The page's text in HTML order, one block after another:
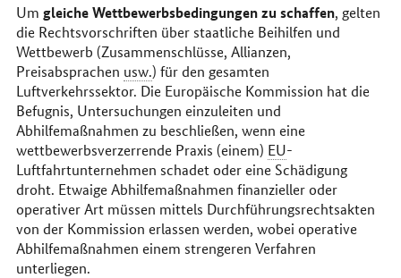
Um gleiche Wettbewerbsbedingungen zu schaffen, gelten
die Rechtsvorschriften über staatliche Beihilfen und
Wettbewerb (Zusammenschlüsse, Allianzen,
Preisabsprachen usw.) für den gesamten
Luftverkehrssektor. Die Europäische Kommission hat die
Befugnis, Untersuchungen einzuleiten und
Abhilfemaßnahmen zu beschließen, wenn eine
wettbewerbsverzerrende Praxis (einem) EU-
Luftfahrtunternehmen schadet oder eine Schädigung
droht. Etwaige Abhilfemaßnahmen finanzieller oder
operativer Art müssen mittels Durchführungsrechtsakten
von der Kommission erlassen werden, wobei operative
Abhilfemaßnahmen einem strengeren Verfahren
unterliegen.